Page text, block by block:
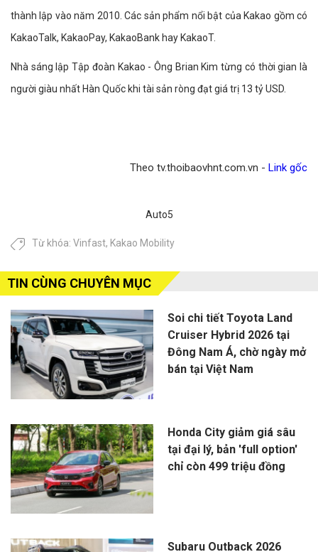
thành lập vào năm 2010. Các sản phẩm nổi bật của Kakao gồm có
KakaoTalk, KakaoPay, KakaoBank hay KakaoT.
Nhà sáng lập Tập đoàn Kakao - Ông Brian Kim từng có thời gian là
người giàu nhất Hàn Quốc khi tài sản ròng đạt giá trị 13 tỷ USD.
Theo tv.thoibaovhnt.com.vn - Link gốc
Auto5
Từ khóa: Vinfast, Kakao Mobility
TIN CÙNG CHUYÊN MỤC
Soi chi tiết Toyota Land
Cruiser Hybrid 2026 tại
Đông Nam Á, chờ ngày mở
bán tại Việt Nam
Honda City giảm giá sâu
tại đại lý, bản 'full option'
chỉ còn 499 triệu đồng
Subaru Outback 2026